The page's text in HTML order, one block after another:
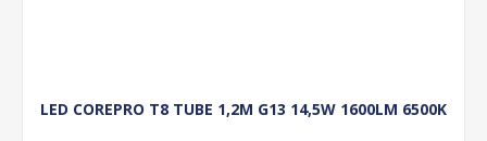
LED COREPRO T8 TUBE 1,2M G13 14,5W 1600LM 6500K